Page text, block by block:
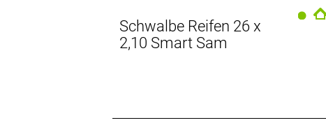
Schwalbe Reifen 26 x
2,10 Smart Sam